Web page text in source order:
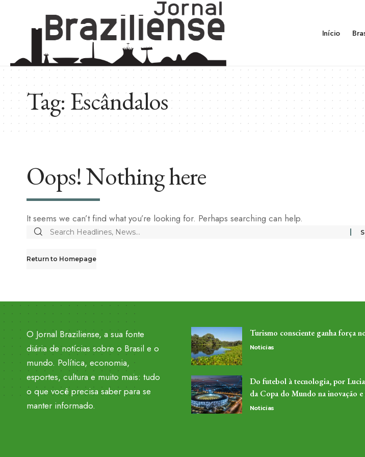
Início
Tag:Escândalos
Oops! Nothing here
It seems we can’t find what you’re looking for. Perhaps searching can help.
Return to Homepage
O Jornal Braziliense, a sua fonte
diária de notícias sobre o Brasil e o
mundo. Política, economia,
esportes, cultura e muito mais: tudo
o que você precisa saber para se
manter informado.
Turismo consciente ganha força
Noticias
Do futebol à tecnologia, por
da Copa do Mundo na inovação
Noticias